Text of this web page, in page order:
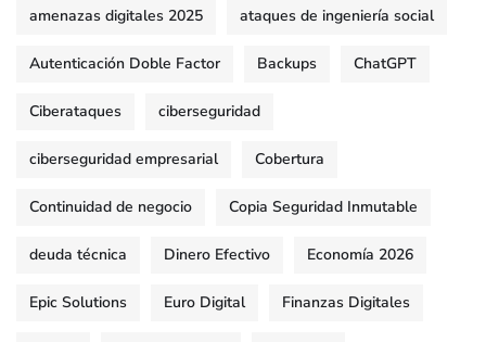
amenazas digitales 2025 ataques de ingeniería social
Autenticación Doble Factor Backups ChatGPT
Ciberataques ciberseguridad
ciberseguridad empresarial Cobertura
Continuidad de negocio Copia Seguridad Inmutable
deuda técnica Dinero Efectivo Economía 2026
Epic Solutions Euro Digital Finanzas Digitales